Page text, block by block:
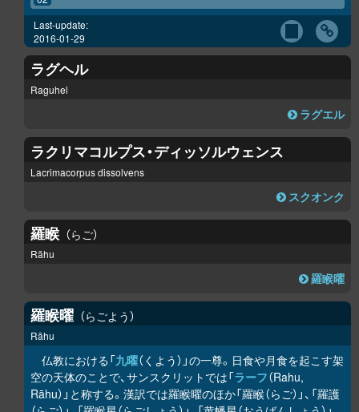
Last-update:
2016-01-29
ラグヘル
Raguhel
ラグエル
ラクリマコルプス・ディッソルウェンス
Lacrimacorpus dissolvens
スクオンク
羅睺 らご
Rāhu
羅睺曜
羅睺曜 らごよう
Rāhu
仏教における「九曜（くよう）」の一尊。日食や月食を起こす架
空の天体のことで、サンスクリットでは「ラーフ（Rahu,
Rāhu）」と称する。漢訳では羅睺曜のほか「羅睺（らご）」、「羅護